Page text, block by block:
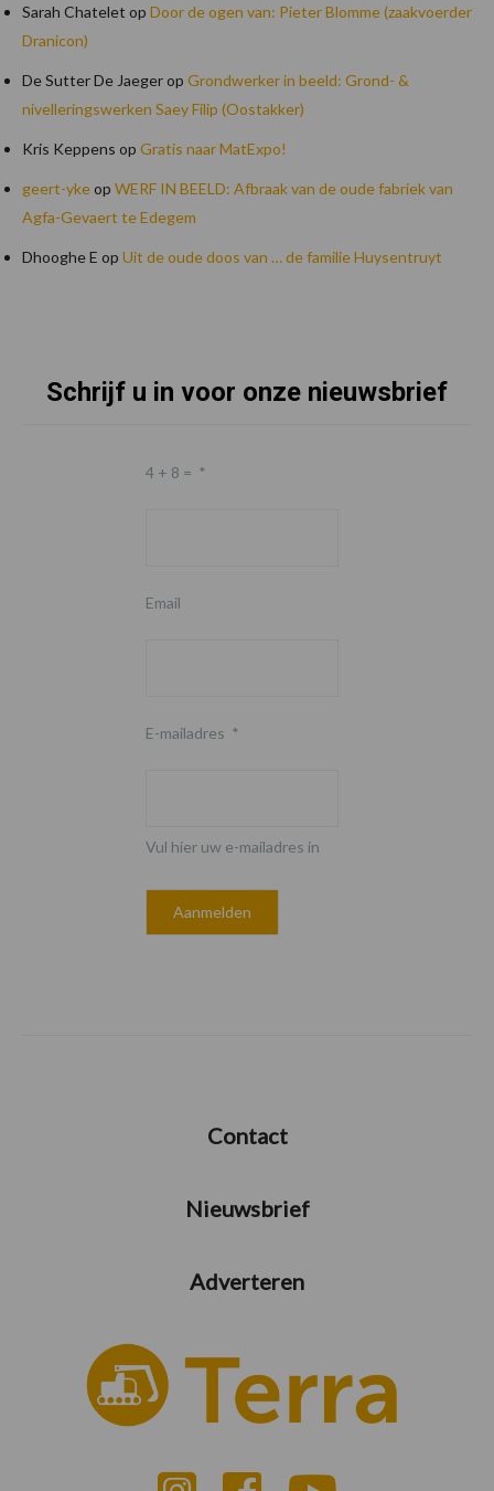
Sarah Chatelet op Door de ogen van: Pieter Blomme (zaakvoerder
Dranicon)
De Sutter De Jaegerop Grondwerker in beeld: Grond- &
nivelleringswerken Saey Filip (Oostakker)
Kris Keppens op Gratis naar MatExpo!
geert-ykeop WERF IN BEELD: Afbraak van de oude fabriek van
Agfa-Gevaert te Edegem
Dhooghe E op Uit de oude doos van … de familie Huysentruyt
FooterSchrijf u in voor onze nieuwsbrief
4 + 8 = *
Email
E-mailadres *
Vul hier uw e-mailadres in
Contact
Nieuwsbrief
Adverteren